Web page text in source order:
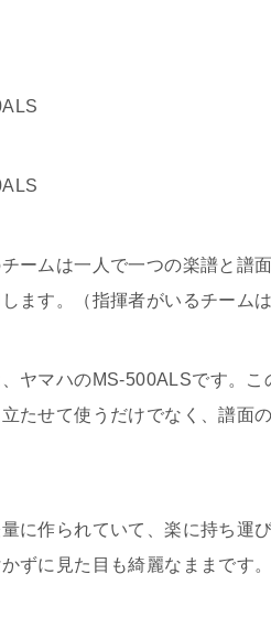
ームは一人で一つの楽譜と譜
ます。（指揮者がいるチーム
ヤマハのMS-500ALSです。
たせて使うだけでなく、譜面
に作られていて、楽に持ち運
ずに見た目も綺麗なままです。